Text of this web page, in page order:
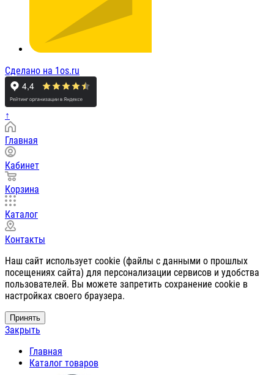
Сделано на 1os.ru
↑
Главная
Кабинет
Корзина
Каталог
Контакты
Наш сайт использует cookie (файлы с данными о прошлых
посещениях сайта) для персонализации сервисов и удобства
пользователей. Вы можете запретить сохранение cookie в
настройках своего браузера.
Принять
Закрыть
Главная
Каталог товаров